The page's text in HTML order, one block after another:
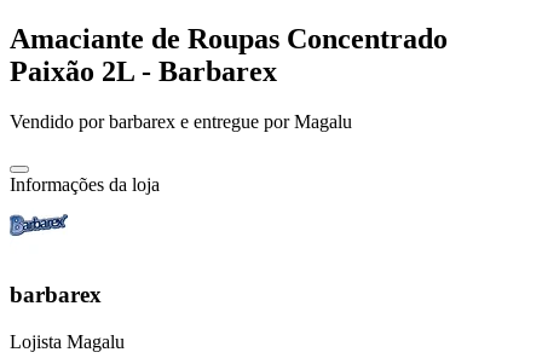
Amaciante de Roupas Concentrado
Paixão 2L - Barbarex
Vendido porbarbarex e entregue por Magalu
Informações da loja
barbarex
Lojista Magalu